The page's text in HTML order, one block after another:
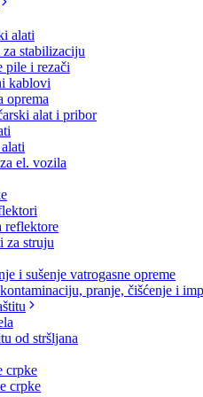
alati
za stabilizaciju
pile i rezači
kablovi
oprema
alat i pribor
el. vozila
reflektore
za struju
i sušenje vatrogasne opreme
pranje, čišćenje i
od stršljana
crpke
crpke